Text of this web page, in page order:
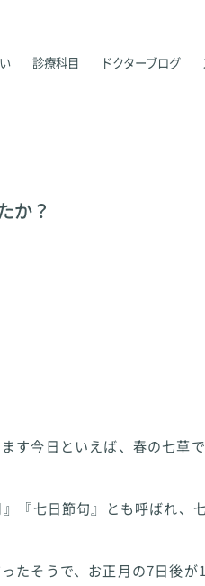
診療科目 ドクターブログ
か？
す今日といえば、春の七草
『七日節句』とも呼ばれ、
たそうで、お正月の7日後